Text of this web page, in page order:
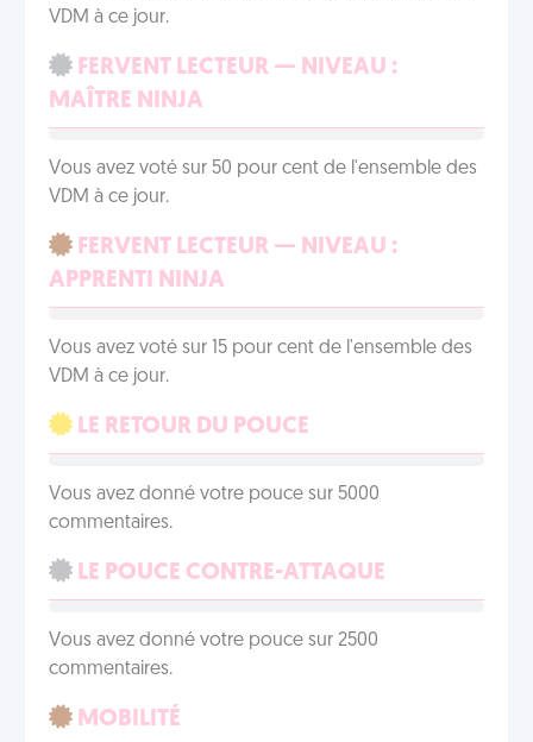
VDM à ce jour.
FERVENT LECTEUR — NIVEAU :
MAÎTRE NINJA
Vous avez voté sur 50 pour cent de l'ensemble des
VDM à ce jour.
FERVENT LECTEUR — NIVEAU :
APPRENTI NINJA
Vous avez voté sur 15 pour cent de l'ensemble des
VDM à ce jour.
LE RETOUR DU POUCE
Vous avez donné votre pouce sur 5000
commentaires.
LE POUCE CONTRE-ATTAQUE
Vous avez donné votre pouce sur 2500
commentaires.
MOBILITÉ